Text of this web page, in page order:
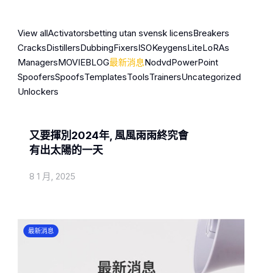
View allActivatorsbetting utan svensk licensBreakers
CracksDistillersDubbingFixersISOKeygensLiteLoRAs
ManagersMOVIEBLOG最新消息NodvdPowerPoint
SpoofersSpoofsTemplatesToolsTrainersUncategorized
Unlockers
最新消息
又要揮別2024年, 風風雨雨終究會
有出太陽的一天
8 1 月, 2025
最新消息